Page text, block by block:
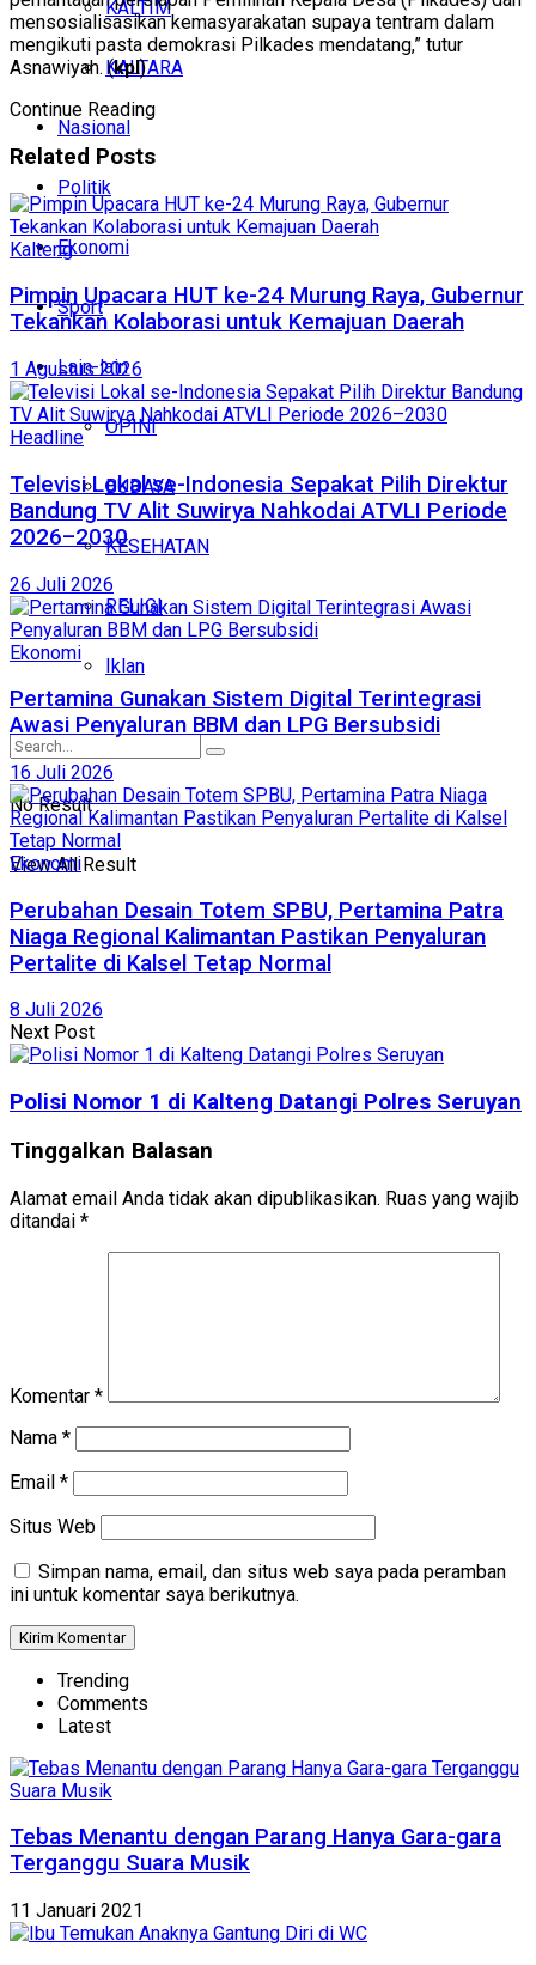
KALTIM
KALTARA
Nasional
Politik
Ekonomi
Sport
Lain-lain
OPINI
BUDAYA
KESEHATAN
RELIGI
Iklan
No Result
View All Result
mensosialisasikan kemasyarakatan supaya tentram dalam
mengikuti pasta demokrasi Pilkades mendatang,” tutur
Asnawiyah. (kpl)
Continue Reading
Related Posts
Kalteng
Pimpin Upacara HUT ke-24 Murung Raya, Gubernur
Tekankan Kolaborasi untuk Kemajuan Daerah
1 Agustus 2026
Headline
Televisi Lokal se-Indonesia Sepakat Pilih Direktur
Bandung TV Alit Suwirya Nahkodai ATVLI Periode
2026–2030
26 Juli 2026
Ekonomi
Pertamina Gunakan Sistem Digital Terintegrasi
Awasi Penyaluran BBM dan LPG Bersubsidi
16 Juli 2026
Ekonomi
Perubahan Desain Totem SPBU, Pertamina Patra
Niaga Regional Kalimantan Pastikan Penyaluran
Pertalite di Kalsel Tetap Normal
8 Juli 2026
Next Post
Polisi Nomor 1 di Kalteng Datangi Polres Seruyan
Tinggalkan Balasan
Alamat email Anda tidak akan dipublikasikan. Ruas yang wajib
ditandai *
Komentar *
Nama *
Email *
Situs Web
Simpan nama, email, dan situs web saya pada peramban
ini untuk komentar saya berikutnya.
Trending
Comments
Latest
Tebas Menantu dengan Parang Hanya Gara-gara
Terganggu Suara Musik
11 Januari 2021